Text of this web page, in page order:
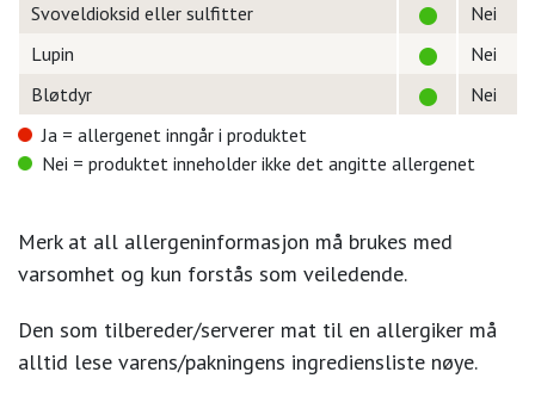
Svoveldioksid eller sulfitter
Nei
Lupin
Nei
Bløtdyr
Nei
Ja = allergenet inngår i produktet
Nei = produktet inneholder ikke det angitte allergenet
Merk at all allergeninformasjon må brukes med
varsomhet og kun forstås som veiledende.
Den som tilbereder/serverer mat til en allergiker må
alltid lese varens/pakningens ingrediensliste nøye.